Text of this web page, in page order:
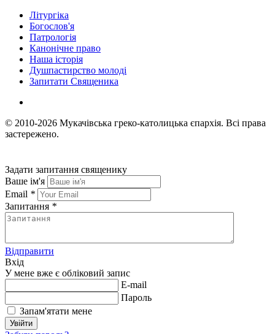
Літургіка
Богослов'я
Патрологія
Канонічне право
Наша історія
Душпастирство молоді
Запитати Священика
© 2010-2026 Мукачівська греко-католицька єпархія. Всі права
застережено.
Задати запитання священику
Ваше ім'я
Email *
Запитання *
Відправити
Вхід
У мене вже є обліковий запис
E-mail
Пароль
Запам'ятати мене
Увійти